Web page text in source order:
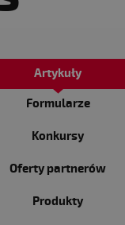
Artykuły
Formularze
Konkursy
Oferty partnerów
Produkty